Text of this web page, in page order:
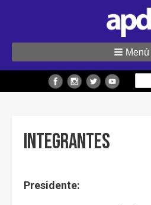
Menú
Integrantes
Presidente: